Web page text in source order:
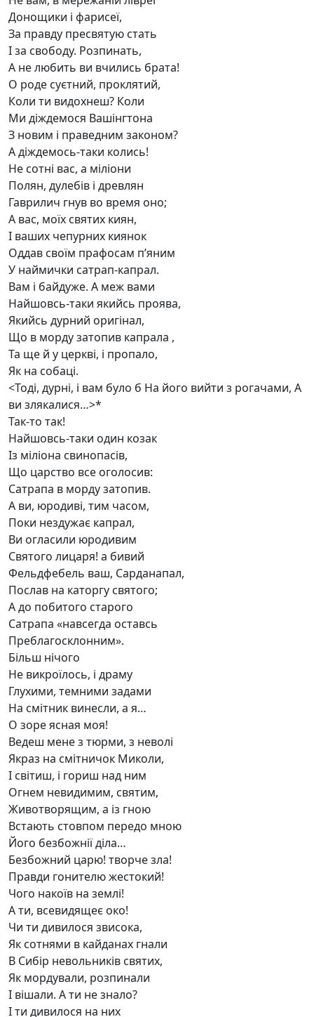
Донощики і фарисеї,
За правду пресвятую стать
І за свободу. Розпинать,
А не любить ви вчились брата!
О роде суєтний, проклятий,
Коли ти видохнеш? Коли
Ми діждемося Вашінгтона
З новим і праведним законом?
А діждемось-таки колись!
Не сотні вас, а міліони
Полян, дулебів і древлян
Гаврилич гнув во время оно;
А вас, моїх святих киян,
І ваших чепурних киянок
Оддав своїм прафосам п’яним
У наймички сатрап-капрал.
Вам і байдуже. А меж вами
Найшовсь-таки якийсь проява,
Якийсь дурний оригінал,
Що в морду затопив капрала ,
Та ще й у церкві, і пропало,
Як на собаці.
<Тоді, дурні, і вам було б На його вийти з рогачами, А
ви злякалися…>*
Так-то так!
Найшовсь-таки один козак
Із міліона свинопасів,
Що царство все оголосив:
Сатрапа в морду затопив.
А ви, юродиві, тим часом,
Поки нездужає капрал,
Ви огласили юродивим
Святого лицаря! а бивий
Фельдфебель ваш, Сарданапал,
Послав на каторгу святого;
А до побитого старого
Сатрапа «навсегда оставсь
Преблагосклонним».
Більш нічого
Не викроїлось, і драму
Глухими, темними задами
На смітник винесли, а я…
О зоре ясная моя!
Ведеш мене з тюрми, з неволі
Якраз на смітничок Миколи,
І світиш, і гориш над ним
Огнем невидимим, святим,
Животворящим, а із гною
Встають стовпом передо мною
Його безбожнії діла…
Безбожний царю! творче зла!
Правди гонителю жестокий!
Чого накоїв на землі!
А ти, всевидящеє око!
Чи ти дивилося звисока,
Як сотнями в кайданах гнали
В Сибір невольників святих,
Як мордували, розпинали
І вішали. А ти не знало?
І ти дивилося на них